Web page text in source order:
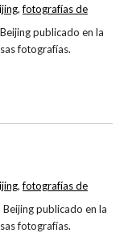
publicado en la
fotografías.
,fotografías de
publicado en la
fotografías.
,fotografías de